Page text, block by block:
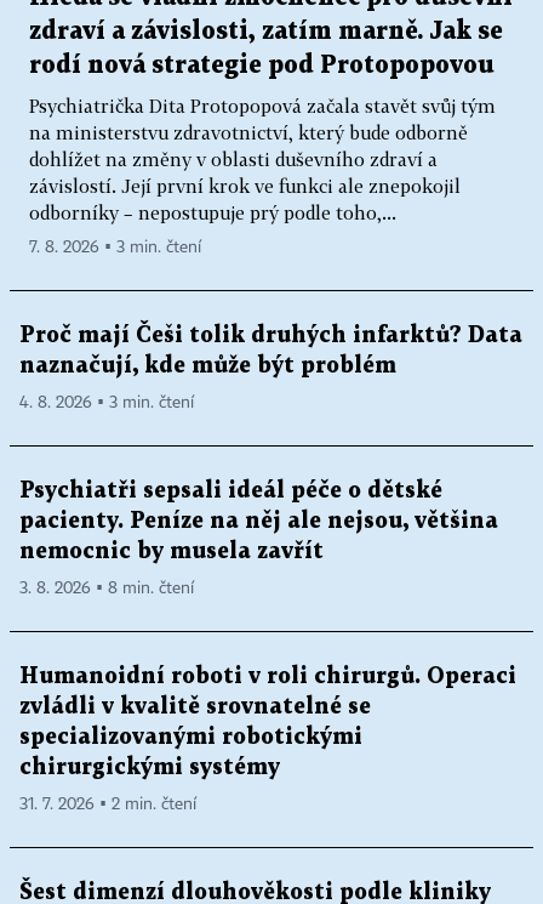
zdraví a závislosti, zatím marně. Jak se
rodí nová strategie pod Protopopovou
Psychiatrička Dita Protopopová začala stavět svůj tým
na ministerstvu zdravotnictví, který bude odborně
dohlížet na změny v oblasti duševního zdraví a
závislostí. Její první krok ve funkci ale znepokojil
odborníky – nepostupuje prý podle toho,...
7. 8. 2026 ▪ 3 min. čtení
Proč mají Češi tolik druhých infarktů? Data
naznačují, kde může být problém
4. 8. 2026 ▪ 3 min. čtení
Psychiatři sepsali ideál péče o dětské
pacienty. Peníze na něj ale nejsou, většina
nemocnic by musela zavřít
3. 8. 2026 ▪ 8 min. čtení
Humanoidní roboti v roli chirurgů. Operaci
zvládli v kvalitě srovnatelné se
specializovanými robotickými
chirurgickými systémy
31. 7. 2026 ▪ 2 min. čtení
Šest dimenzí dlouhověkosti podle kliniky